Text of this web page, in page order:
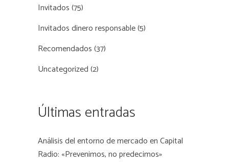
Invitados(75)
Invitados dinero responsable(5)
Recomendados(37)
Uncategorized(2)
Últimas entradas
Análisis del entorno de mercado en Capital
Radio: «Prevenimos, no predecimos»